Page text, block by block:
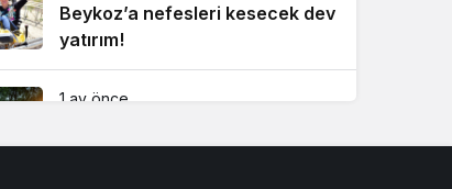
Beykoz’a nefesleri kesecek dev
yatırım!
1 ay önce